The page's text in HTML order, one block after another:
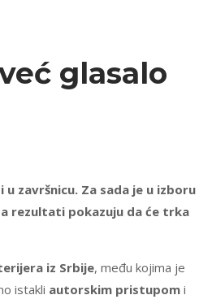
glasalo
završnicu. Za sada je u izboru
rezultati pokazuju da će trka
iz Srbije, među kojima je
istakli autorskim pristupom i